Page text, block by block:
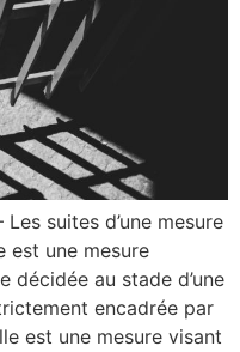
suites d’une mesure
une mesure
au stade d’une
encadrée par
est une mesure visant